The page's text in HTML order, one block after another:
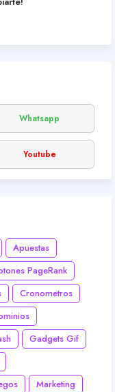
Whatsapp
Youtube
Apuestas
PageRank
Cronometros
Gadgets Gif
Marketing